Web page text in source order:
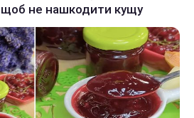
щоб не нашкодити кущу